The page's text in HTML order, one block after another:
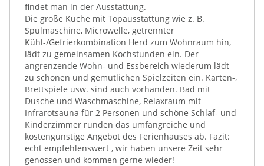
findet man in der Ausstattung.
Die große Küche mit Topausstattung wie z. B.
Spülmaschine, Microwelle, getrennter
Kühl-/Gefrierkombination Herd zum Wohnraum hin,
lädt zu gemeinsamen Kochstunden ein. Der
angrenzende Wohn- und Essbereich wiederum lädt
zu schönen und gemütlichen Spielzeiten ein. Karten-,
Brettspiele usw. sind auch vorhanden. Bad mit
Dusche und Waschmaschine, Relaxraum mit
Infrarotsauna für 2 Personen und schöne Schlaf- und
Kinderzimmer runden das umfangreiche und
kostengünstige Angebot des Ferienhauses ab. Fazit:
echt empfehlenswert , wir haben unsere Zeit sehr
genossen und kommen gerne wieder!